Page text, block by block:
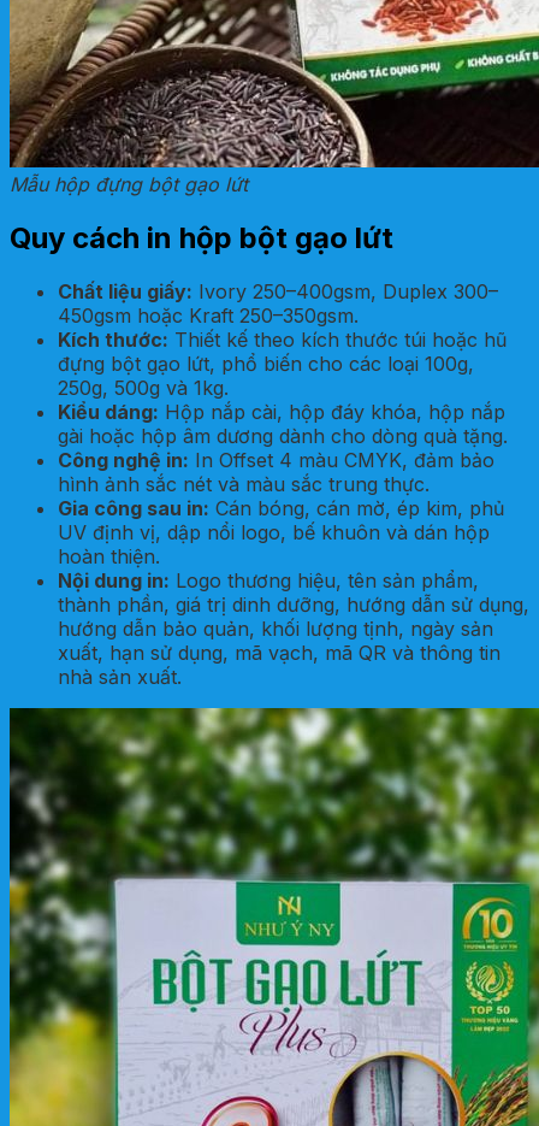
Mẫu hộp đựng bột gạo lứt
Quy cách in hộp bột gạo lứt
Chất liệu giấy: Ivory 250–400gsm, Duplex 300–
450gsm hoặc Kraft 250–350gsm.
Kích thước: Thiết kế theo kích thước túi hoặc hũ
đựng bột gạo lứt, phổ biến cho các loại 100g,
250g, 500g và 1kg.
Kiểu dáng: Hộp nắp cài, hộp đáy khóa, hộp nắp
gài hoặc hộp âm dương dành cho dòng quà tặng.
Công nghệ in: In Offset 4 màu CMYK, đảm bảo
hình ảnh sắc nét và màu sắc trung thực.
Gia công sau in: Cán bóng, cán mờ, ép kim, phủ
UV định vị, dập nổi logo, bế khuôn và dán hộp
hoàn thiện.
Nội dung in: Logo thương hiệu, tên sản phẩm,
thành phần, giá trị dinh dưỡng, hướng dẫn sử dụng,
hướng dẫn bảo quản, khối lượng tịnh, ngày sản
xuất, hạn sử dụng, mã vạch, mã QR và thông tin
nhà sản xuất.